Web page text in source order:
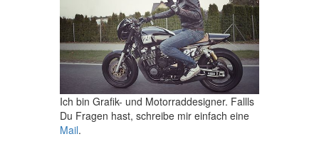
Ich bin Grafik- und Motorraddesigner. Fallls
Du Fragen hast, schreibe mir einfach eine
Mail.